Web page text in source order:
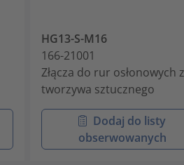
HG13-S-M16
166-21001
Złącza do rur osłonowych z
tworzywa sztucznego
Dodaj do listy
obserwowanych